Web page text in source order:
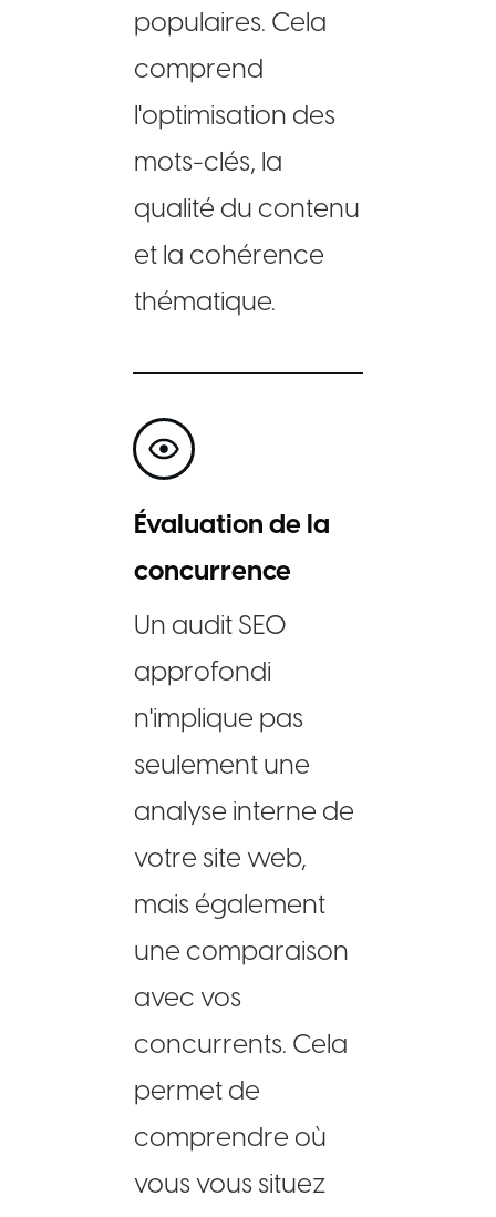
populaires. Cela
comprend
l'optimisation des
mots-clés, la
qualité du contenu
et la cohérence
thématique.
Évaluation de la
concurrence
Un audit SEO
approfondi
n'implique pas
seulement une
analyse interne de
votre site web,
mais également
une comparaison
avec vos
concurrents. Cela
permet de
comprendre où
vous vous situez